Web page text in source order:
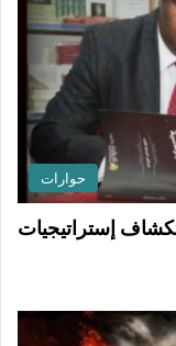
حوارات
إستراتيجيات